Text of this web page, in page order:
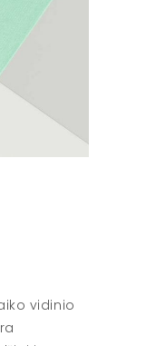
vidinio